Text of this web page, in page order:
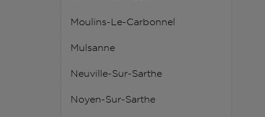
Moulins-Le-Carbonnel
Mulsanne
Neuville-Sur-Sarthe
Noyen-Sur-Sarthe